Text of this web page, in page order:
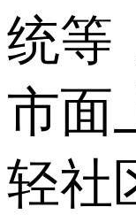
统等
市面
轻社